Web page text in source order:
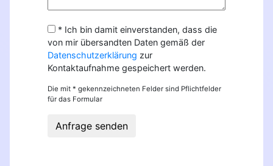
* Ich bin damit einverstanden, dass die
von mir übersandten Daten gemäß der
Datenschutzerklärung zur
Kontaktaufnahme gespeichert werden.
Die mit * gekennzeichneten Felder sind Pflichtfelder
für das Formular
Anfrage senden